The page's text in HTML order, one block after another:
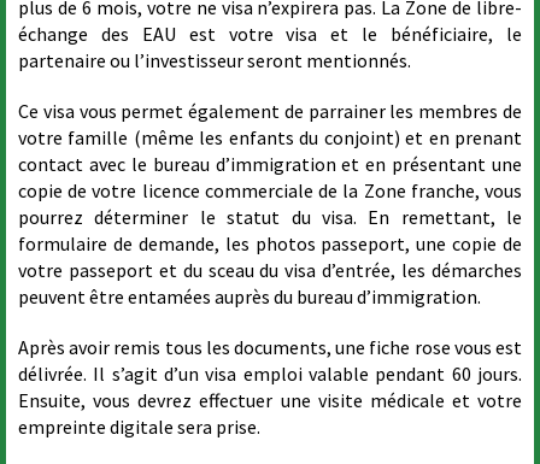
plus de 6 mois, votre ne visa n’expirera pas. La Zone de libre-
échange des EAU est votre visa et le bénéficiaire, le
partenaire ou l’investisseur seront mentionnés.
Ce visa vous permet également de parrainer les membres de
votre famille (même les enfants du conjoint) et en prenant
contact avec le bureau d’immigration et en présentant une
copie de votre licence commerciale de la Zone franche, vous
pourrez déterminer le statut du visa. En remettant, le
formulaire de demande, les photos passeport, une copie de
votre passeport et du sceau du visa d’entrée, les démarches
peuvent être entamées auprès du bureau d’immigration.
Après avoir remis tous les documents, une fiche rose vous est
délivrée. Il s’agit d’un visa emploi valable pendant 60 jours.
Ensuite, vous devrez effectuer une visite médicale et votre
empreinte digitale sera prise.